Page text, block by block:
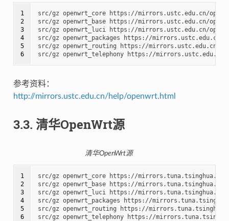
1
2
3
4
5
6
src/gz openwrt_core https://mirrors.ustc.edu.cn/
src/gz openwrt_base https://mirrors.ustc.edu.cn/
src/gz openwrt_luci https://mirrors.ustc.edu.cn/
src/gz openwrt_packages https://mirrors.ustc.edu.cn/
src/gz openwrt_routing https://mirrors.ustc.edu.cn/
参考资料：
http://mirrors.ustc.edu.cn/help/openwrt.html
3.3. 清华OpenWrt源
清华OpenWrt源
1
2
3
4
5
6
src/gz openwrt_core https://
src/gz openwrt_base https://
src/gz openwrt_luci https://
src/gz openwrt_packages https://
src/gz openwrt_routing https://